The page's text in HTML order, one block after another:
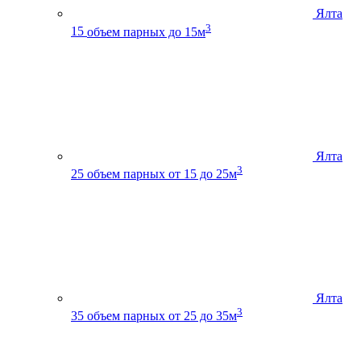
Ялта
15 объем парных до 15м3
Ялта
25 объем парных от 15 до 25м3
Ялта
35 объем парных от 25 до 35м3